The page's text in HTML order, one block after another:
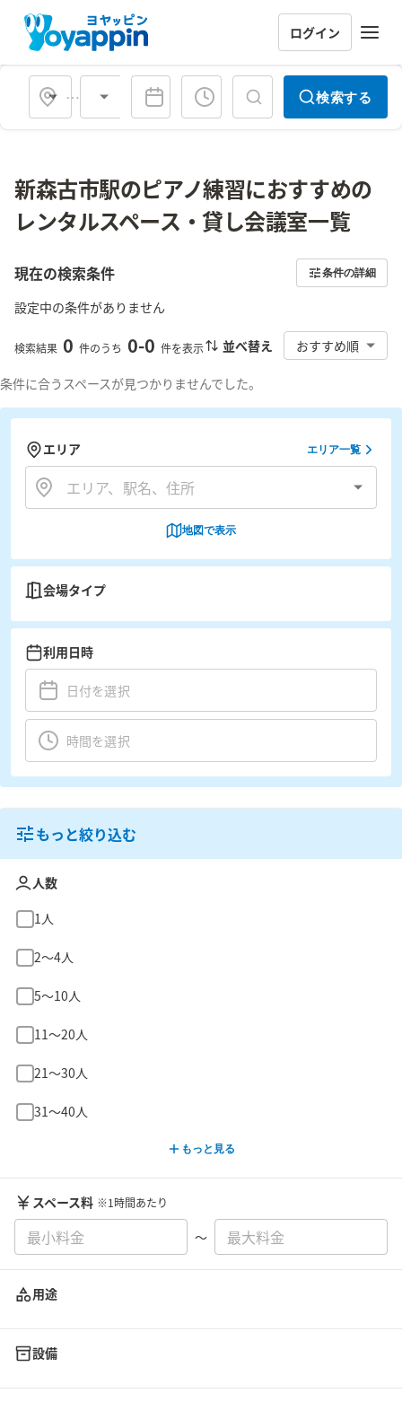
ログイン
会場タイプ 検索する
新森古市駅のピアノ練習におすすめの
レンタルスペース・貸し会議室一覧
現在の検索条件 条件の詳細
設定中の条件がありません
検索結果 0 件のうち 0-0 件を表示 並べ替え おすすめ順
条件に合うスペースが見つかりませんでした。
エリア エリア一覧
地図で表示
会場タイプ
利用日時
もっと絞り込む
人数
1人
2〜4人
5〜10人
11〜20人
21〜30人
31〜40人
もっと見る
スペース料 ※1時間あたり
〜
用途
設備